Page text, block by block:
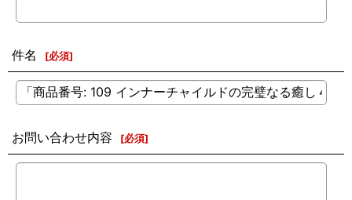
件名 [必須]
お問い合わせ内容 [必須]